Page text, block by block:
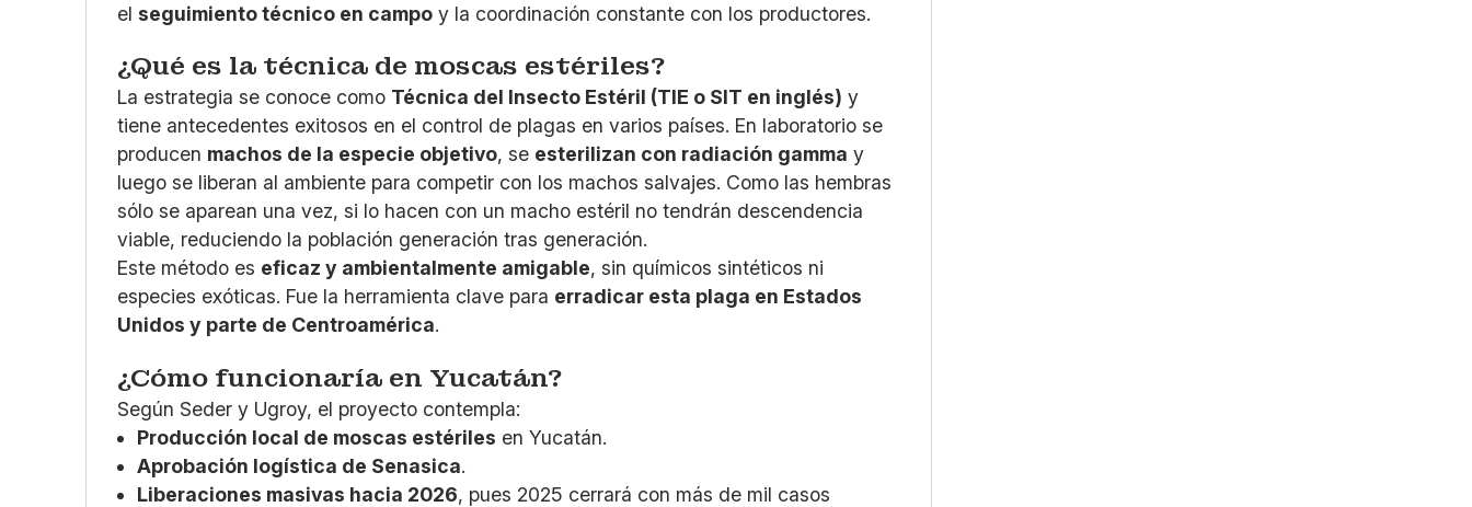
el seguimiento técnico en campo y la coordinación constante con los productores.
¿Qué es la técnica de moscas estériles?
La estrategia se conoce como Técnica del Insecto Estéril (TIE o SIT en inglés) y
tiene antecedentes exitosos en el control de plagas en varios países. En laboratorio se
producen machos de la especie objetivo, se esterilizan con radiación gamma y
luego se liberan al ambiente para competir con los machos salvajes. Como las hembras
sólo se aparean una vez, si lo hacen con un macho estéril no tendrán descendencia
viable, reduciendo la población generación tras generación.
Este método es eficaz y ambientalmente amigable, sin químicos sintéticos ni
especies exóticas. Fue la herramienta clave para erradicar esta plaga en Estados
Unidos y parte de Centroamérica.
¿Cómo funcionaría en Yucatán?
Según Seder y Ugroy, el proyecto contempla:
Producción local de moscas estériles en Yucatán.
Aprobación logística de Senasica.
Liberaciones masivas hacia 2026, pues 2025 cerrará con más de mil casos